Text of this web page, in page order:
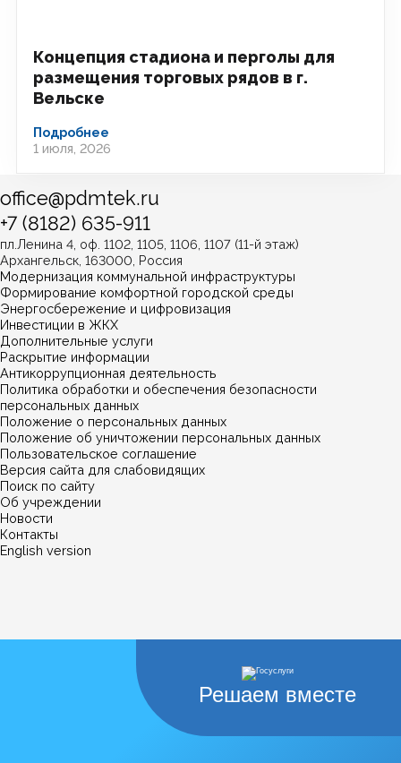
Концепция стадиона и перголы для
размещения торговых рядов в г.
Вельске
Подробнее
1 июля, 2026
office@pdmtek.ru
+7 (8182) 635-911
пл.Ленина 4, оф. 1102, 1105, 1106, 1107 (11-й этаж)
Архангельск, 163000, Россия
Модернизация коммунальной инфраструктуры
Формирование комфортной городской среды
Энергосбережение и цифровизация
Инвестиции в ЖКХ
Дополнительные услуги
Раскрытие информации
Антикоррупционная деятельность
Политика обработки и обеспечения безопасности
персональных данных
Положение о персональных данных
Положение об уничтожении персональных данных
Пользовательское соглашение
Версия сайта для слабовидящих
Поиск по сайту
Об учреждении
Новости
Контакты
English version
Решаем вместе